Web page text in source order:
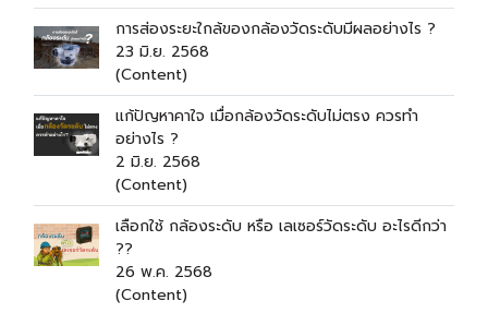
การส่องระยะใกล้ของกล้องวัดระดับมีผลอย่างไร ?
23 มิ.ย. 2568
(Content)
แก้ปัญหาคาใจ เมื่อกล้องวัดระดับไม่ตรง ควรทำ
อย่างไร ?
2 มิ.ย. 2568
(Content)
เลือกใช้ กล้องระดับ หรือ เลเซอร์วัดระดับ อะไรดีกว่า
??
26 พ.ค. 2568
(Content)